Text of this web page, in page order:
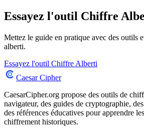
Essayez l'outil Chiffre
Mettez le guide en pratique avec des outils
alberti.
Essayez l'outil Chiffre Alberti
Caesar Cipher
CaesarCipher.org propose des outils de
navigateur, des guides de cryptographie,
des références éducatives pour apprendre
chiffrement historiques.